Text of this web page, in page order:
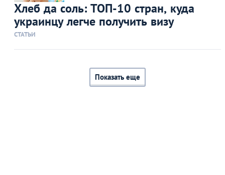
Хлеб да соль: ТОП-10 стран, куда
украинцу легче получить визу
СТАТЬИ
Показать еще